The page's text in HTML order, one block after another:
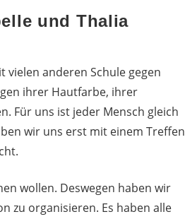
und Thalia
vielen anderen Schule gegen
ihrer Hautfarbe, ihrer
Für uns ist jeder Mensch gleich
wir uns erst mit einem Treffen
wollen. Deswegen haben wir
zu organisieren. Es haben alle